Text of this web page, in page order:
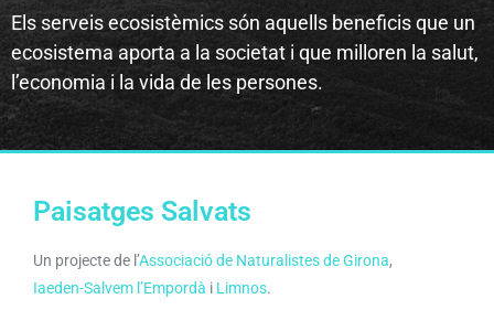
Els serveis ecosistèmics són aquells beneficis que un
ecosistema aporta a la societat i que milloren la salut,
l’economia i la vida de les persones.
Paisatges Salvats
Un projecte de l’Associació de Naturalistes de Girona,
Iaeden-Salvem l’Empordà i Limnos.